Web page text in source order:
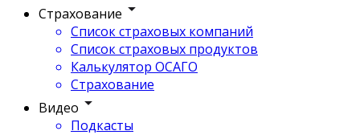
Страхование
Список страховых компаний
Список страховых продуктов
Калькулятор ОСАГО
Страхование
Видео
Подкасты